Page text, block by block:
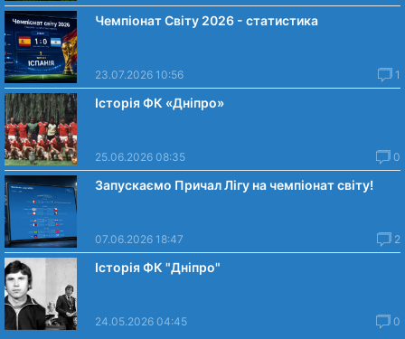
Чемпіонат Світу 2026 - статистика
23.07.2026 10:56 1
Історія ФК «Дніпро»
25.06.2026 08:35 0
Запускаємо Причал Лігу на чемпіонат світу!
07.06.2026 18:47 2
Історія ФК "Дніпро"
24.05.2026 04:45 0